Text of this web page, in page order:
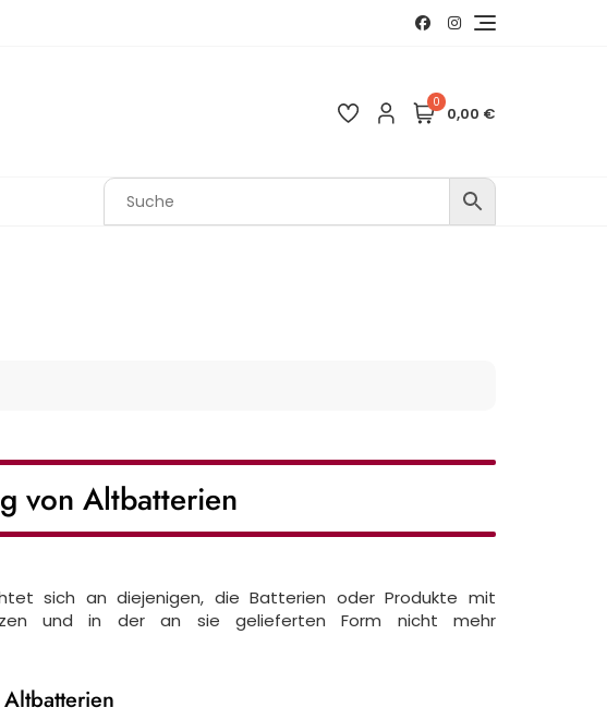
0
0,00 €
von Altbatterien
sich an diejenigen, die Batterien oder Produkte mit
und in der an sie gelieferten Form nicht mehr